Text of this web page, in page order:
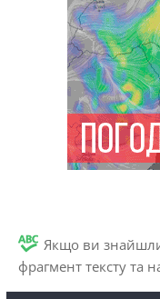
Якщо ви
фрагмент тексту та